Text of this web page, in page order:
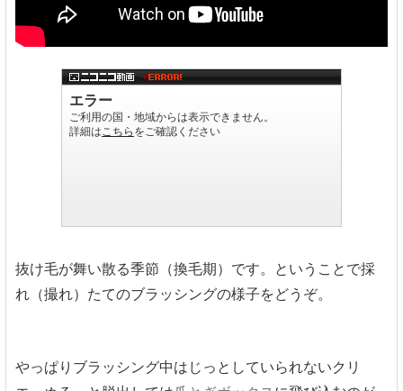
抜け毛が舞い散る季節（換毛期）です。ということで採
れ（撮れ）たてのブラッシングの様子をどうぞ。
やっぱりブラッシング中はじっとしていられないクリ